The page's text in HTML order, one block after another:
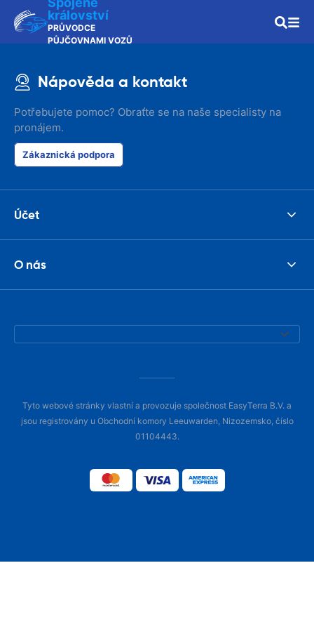
království
PRŮVODCE
PŮJČOVNAMI VOZŮ
Nápověda a kontakt
Potřebujete pomoc? Obraťte se na naše specialisty na
pronájem.
Zákaznická podpora
Účet
O nás
Tyto webové stránky vlastní a provozuje společnost EasyTerra B.V. a
jsou registrovány u Obchodní komory Leeuwarden, Nizozemsko, číslo
01104443.